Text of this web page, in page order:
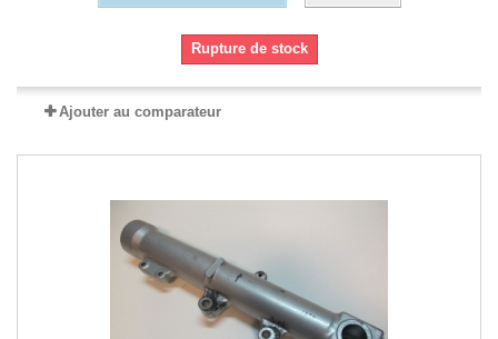
Rupture de stock
Ajouter au comparateur